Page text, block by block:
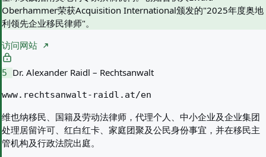
Oberhammer荣获Acquisition International颁发的"2025年度奥地
利领先企业移民律师"。
访问网站
5 Dr. Alexander Raidl – Rechtsanwalt
www.rechtsanwalt-raidl.at/en
维也纳移民、国籍及劳动法律师，代理个人、中小企业及企业集团
处理居留许可、红白红卡、家庭团聚及公民身份事宜，并在移民主
管机构及行政法院出庭。